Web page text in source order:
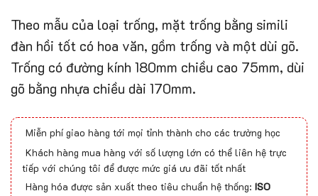
Theo mẫu của loại trống, mặt trống bằng simili
đàn hồi tốt có hoa văn, gồm trống và một dùi gõ.
Trống có đường kính 180mm chiều cao 75mm, dùi
gõ bằng nhựa chiều dài 170mm.
Miễn phí giao hàng tới mọi tỉnh thành cho các trường học
Khách hàng mua hàng với số lượng lớn có thể liên hệ trực
tiếp với chúng tôi để được mức giá ưu đãi tốt nhất
Hàng hóa được sản xuất theo tiêu chuẩn hệ thống: ISO